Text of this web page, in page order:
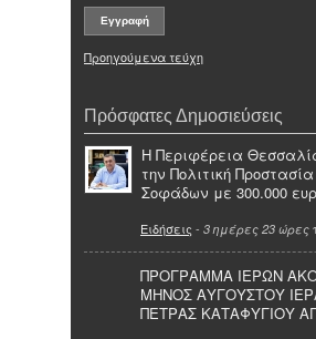
Προηγούμενα τεύχη
Πρόσφατες Δημοσιεύσεις
Η Περιφέρεια
την Πολιτική
Σοφάδων με 300.000
Ειδήσεις - 3 ημέρες 23 ώρες
ΠΡΟΓΡΑΜΜΑ ΙΕΡΩΝ
ΜΗΝΟΣ ΑΥΓΟΥΣΤΟΥ
ΠΕΤΡΑΣ ΚΑΤΑΦΥΓΙΟΥ